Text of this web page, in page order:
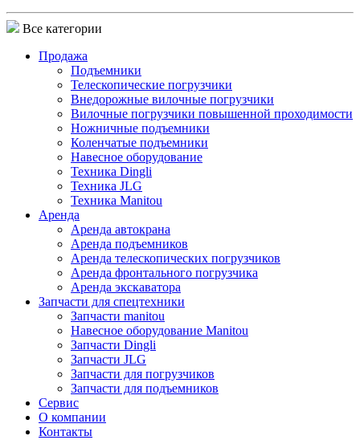
Все категории
Продажа
Подъемники
Телескопические погрузчики
Внедорожные вилочные погрузчики
Вилочные погрузчики повышенной проходимости
Ножничные подъемники
Коленчатые подъемники
Навесное оборудование
Техника Dingli
Техника JLG
Техника Manitou
Аренда
Аренда автокрана
Аренда подъемников
Аренда телескопических погрузчиков
Аренда фронтального погрузчика
Аренда экскаватора
Запчасти для спецтехники
Запчасти manitou
Навесное оборудование Manitou
Запчасти Dingli
Запчасти JLG
Запчасти для погрузчиков
Запчасти для подъемников
Cервис
О компании
Контакты